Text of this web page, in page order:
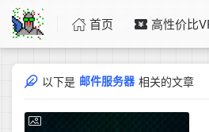
首页 高性价比
以下是 邮件服务器 相关的文章